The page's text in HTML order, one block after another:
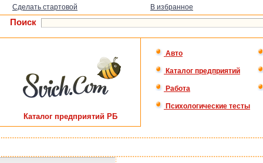
Сделать стартовой В избранное
Поиск
Каталог предприятий РБ
Авто
Каталог предприятий
Работа
Психологические тесты